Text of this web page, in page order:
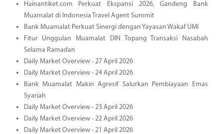
Hainantiket.com Perkuat Ekspansi 2026, Gandeng Bank
Muamalat di Indonesia Travel Agent Summit
Bank Muamalat Perkuat Sinergi dengan Yayasan Wakaf UMI
Fitur Unggulan Muamalat DIN Topang Transaksi Nasabah
Selama Ramadan
Daily Market Overview - 27 April 2026
Daily Market Overview - 24 April 2026
Bank Muamalat Makin Agresif Salurkan Pembiayaan Emas
Syariah
Daily Market Overview - 23 April 2026
Daily Market Overview - 22 April 2026
Daily Market Overview - 21 April 2026